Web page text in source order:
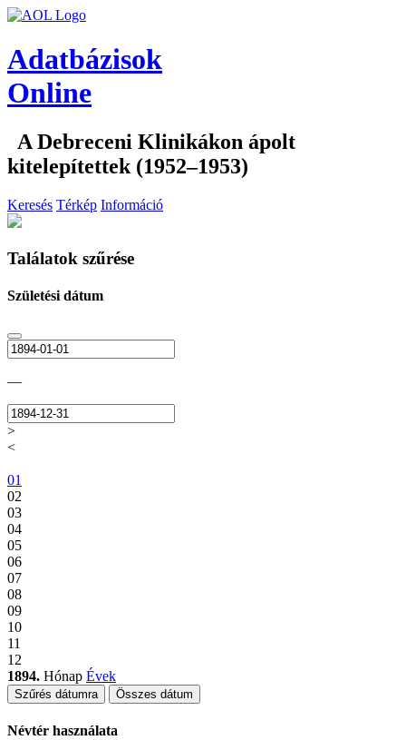
Adatbázisok
Online
A Debreceni Klinikákon ápolt
kitelepítettek (1952–1953)
Keresés Térkép Információ
Találatok szűrése
Születési dátum
—
>
<
01
02
03
04
05
06
07
08
09
10
11
12
1894. Hónap Évek
Szűrés dátumra Összes dátum
Névtér használata